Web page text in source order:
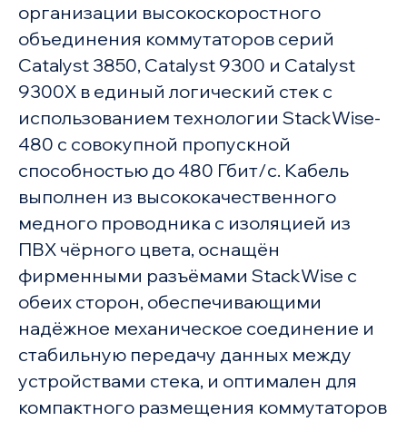
организации высокоскоростного
объединения коммутаторов серий
Catalyst 3850, Catalyst 9300 и Catalyst
9300X в единый логический стек с
использованием технологии StackWise-
480 с совокупной пропускной
способностью до 480 Гбит/с. Кабель
выполнен из высококачественного
медного проводника с изоляцией из
ПВХ чёрного цвета, оснащён
фирменными разъёмами StackWise с
обеих сторон, обеспечивающими
надёжное механическое соединение и
стабильную передачу данных между
устройствами стека, и оптимален для
компактного размещения коммутаторов